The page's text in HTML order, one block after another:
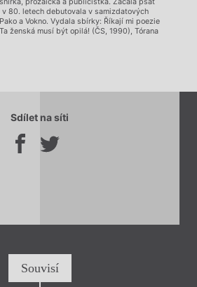
v 80. letech debutovala v samizdatových
a Vokno. Vydala sbírky: Říkají mi poezie
ženská musí být opilá! (ČS, 1990), Tórana
Sdílet na síti
Souvisí